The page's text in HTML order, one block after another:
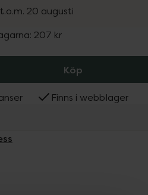
20 augusti
207 kr
Köp Pureness
Finns i webblager